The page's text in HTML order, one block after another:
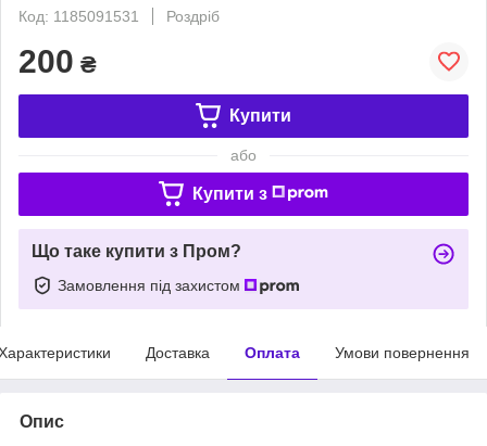
Код: 1185091531
Роздріб
200 ₴
Купити
або
Купити з
Що таке купити з Пром?
Замовлення під захистом
Доставка Оплата Умови повернення
Опис